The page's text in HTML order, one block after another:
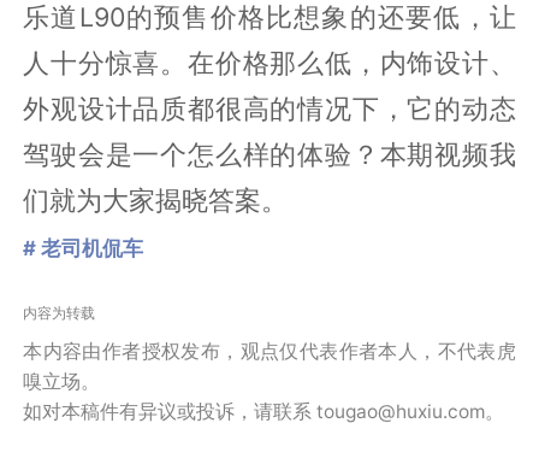
乐道L90的预售价格比想象的还要低，让
人十分惊喜。在价格那么低，内饰设计、
外观设计品质都很高的情况下，它的动态
驾驶会是一个怎么样的体验？本期视频我
们就为大家揭晓答案。
# 老司机侃车
内容为转载
本内容由作者授权发布，观点仅代表作者本人，不代表虎
嗅立场。
如对本稿件有异议或投诉，请联系 tougao@huxiu.com。